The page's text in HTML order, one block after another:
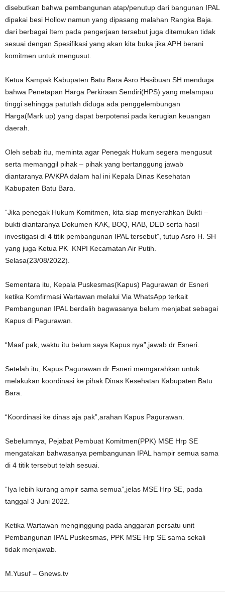
disebutkan bahwa pembangunan atap/penutup dari bangunan IPAL
dipakai besi Hollow namun yang dipasang malahan Rangka Baja.
dari berbagai Item pada pengerjaan tersebut juga ditemukan tidak
sesuai dengan Spesifikasi yang akan kita buka jika APH berani
komitmen untuk mengusut.
Ketua Kampak Kabupaten Batu Bara Asro Hasibuan SH menduga
bahwa Penetapan Harga Perkiraan Sendiri(HPS) yang melampau
tinggi sehingga patutlah diduga ada penggelembungan
Harga(Mark up) yang dapat berpotensi pada kerugian keuangan
daerah.
Oleh sebab itu, meminta agar Penegak Hukum segera mengusut
serta memanggil pihak – pihak yang bertanggung jawab
diantaranya PA/KPA dalam hal ini Kepala Dinas Kesehatan
Kabupaten Batu Bara.
“Jika penegak Hukum Komitmen, kita siap menyerahkan Bukti –
bukti diantaranya Dokumen KAK, BOQ, RAB, DED serta hasil
investigasi di 4 titik pembangunan IPAL tersebut”, tutup Asro H. SH
yang juga Ketua PK KNPI Kecamatan Air Putih.
Selasa(23/08/2022).
Sementara itu, Kepala Puskesmas(Kapus) Pagurawan dr Esneri
ketika Komfirmasi Wartawan melalui Via WhatsApp terkait
Pembangunan IPAL berdalih bagwasanya belum menjabat sebagai
Kapus di Pagurawan.
“Maaf pak, waktu itu belum saya Kapus nya”,jawab dr Esneri.
Setelah itu, Kapus Pagurawan dr Esneri memgarahkan untuk
melakukan koordinasi ke pihak Dinas Kesehatan Kabupaten Batu
Bara.
“Koordinasi ke dinas aja pak”,arahan Kapus Pagurawan.
Sebelumnya, Pejabat Pembuat Komitmen(PPK) MSE Hrp SE
mengatakan bahwasanya pembangunan IPAL hampir semua sama
di 4 titik tersebut telah sesuai.
“Iya lebih kurang ampir sama semua”,jelas MSE Hrp SE, pada
tanggal 3 Juni 2022.
Ketika Wartawan menginggung pada anggaran persatu unit
Pembangunan IPAL Puskesmas, PPK MSE Hrp SE sama sekali
tidak menjawab.
M.Yusuf – Gnews.tv